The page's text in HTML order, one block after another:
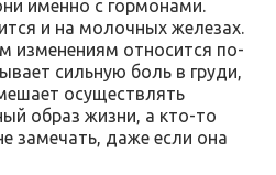
именно с гормонами.
и на молочных железах.
изменениям относится по-
сильную боль в груди,
осуществлять
образ жизни, а кто-то
замечать, даже если она